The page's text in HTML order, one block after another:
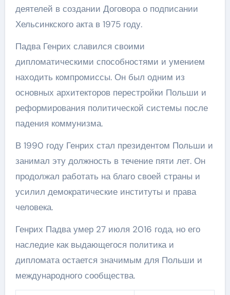
деятелей в создании Договора о подписании
Хельсинкского акта в 1975 году.
Падва Генрих славился своими
дипломатическими способностями и умением
находить компромиссы. Он был одним из
основных архитекторов перестройки Польши и
реформирования политической системы после
падения коммунизма.
В 1990 году Генрих стал президентом Польши и
занимал эту должность в течение пяти лет. Он
продолжал работать на благо своей страны и
усилил демократические институты и права
человека.
Генрих Падва умер 27 июля 2016 года, но его
наследие как выдающегося политика и
дипломата остается значимым для Польши и
международного сообщества.